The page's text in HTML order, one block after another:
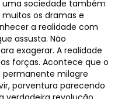
uma sociedade também
muitos os dramas e
a realidade com
assusta. Não
exagerar. A realidade
forças. Acontece que o
milagre
porventura parecendo